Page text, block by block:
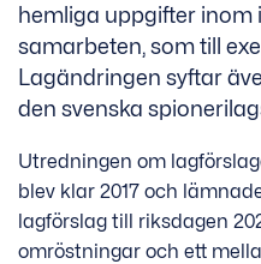
hemliga uppgifter inom
samarbeten, som till
Lagändringen syftar
den svenska
Utredningen om
blev klar 2017 och
lagförslag till riksdagen
omröstningar och ett